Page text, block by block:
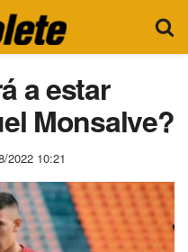
a estar
Monsalve?
2022 10:21